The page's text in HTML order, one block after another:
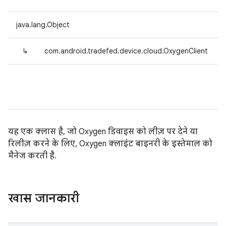
java.lang.Object
↳ com.android.tradefed.device.cloud.OxygenClient
यह एक क्लास है, जो Oxygen डिवाइस को लीज़ पर देने या
रिलीज़ करने के लिए, Oxygen क्लाइंट बाइनरी के इस्तेमाल को
मैनेज करती है.
खास जानकारी